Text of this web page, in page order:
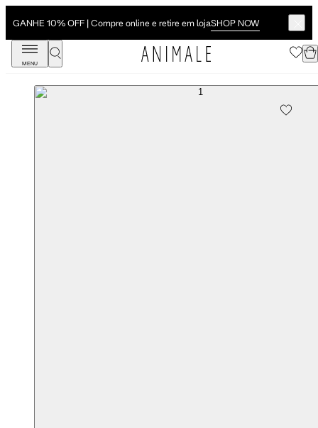
GANHE 10% OFF | Compre online e retire em lojaSHOP NOW
MENU